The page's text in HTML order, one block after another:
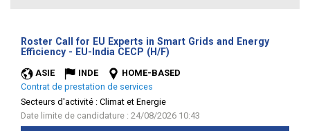
Roster Call for EU Experts in Smart Grids and Energy
Efficiency - EU-India CECP (H/F)
ASIE INDE
HOME-BASED
Contrat de prestation de services
Secteurs d'activité : Climat et Energie
Date limite de candidature : 24/08/2026 10:43